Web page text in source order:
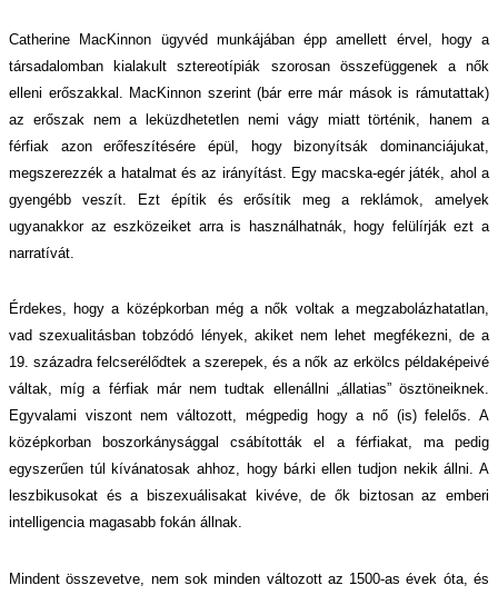
Catherine MacKinnon ügyvéd munkájában épp amellett érvel, hogy a
társadalomban kialakult sztereotípiák szorosan összefüggenek a nők
elleni erőszakkal. MacKinnon szerint (bár erre már mások is rámutattak)
az erőszak nem a leküzdhetetlen nemi vágy miatt történik, hanem a
férfiak azon erőfeszítésére épül, hogy bizonyítsák dominanciájukat,
megszerezzék a hatalmat és az irányítást. Egy macska-egér játék, ahol a
gyengébb veszít. Ezt építik és erősítik meg a reklámok, amelyek
ugyanakkor az eszközeiket arra is használhatnák, hogy felülírják ezt a
narratívát.
Érdekes, hogy a középkorban még a nők voltak a megzabolázhatatlan,
vad szexualitásban tobzódó lények, akiket nem lehet megfékezni, de a
19. századrafelcserélődtek a szerepek, és a nők az erkölcs példaképeivé
váltak, míg a férfiak már nem tudtak ellenállni „állatias” ösztöneiknek.
Egyvalami viszont nem változott, mégpedig hogy a nő (is) felelős. A
középkorban boszorkánysággal csábították el a férfiakat, ma pedig
egyszerűen túl kívánatosak ahhoz, hogy bárki ellen tudjon nekik állni. A
leszbikusokat és a biszexuálisakat kivéve, de ők biztosan az emberi
intelligencia magasabb fokán állnak.
Mindent összevetve, nem sok minden változott az 1500-as évek óta, és